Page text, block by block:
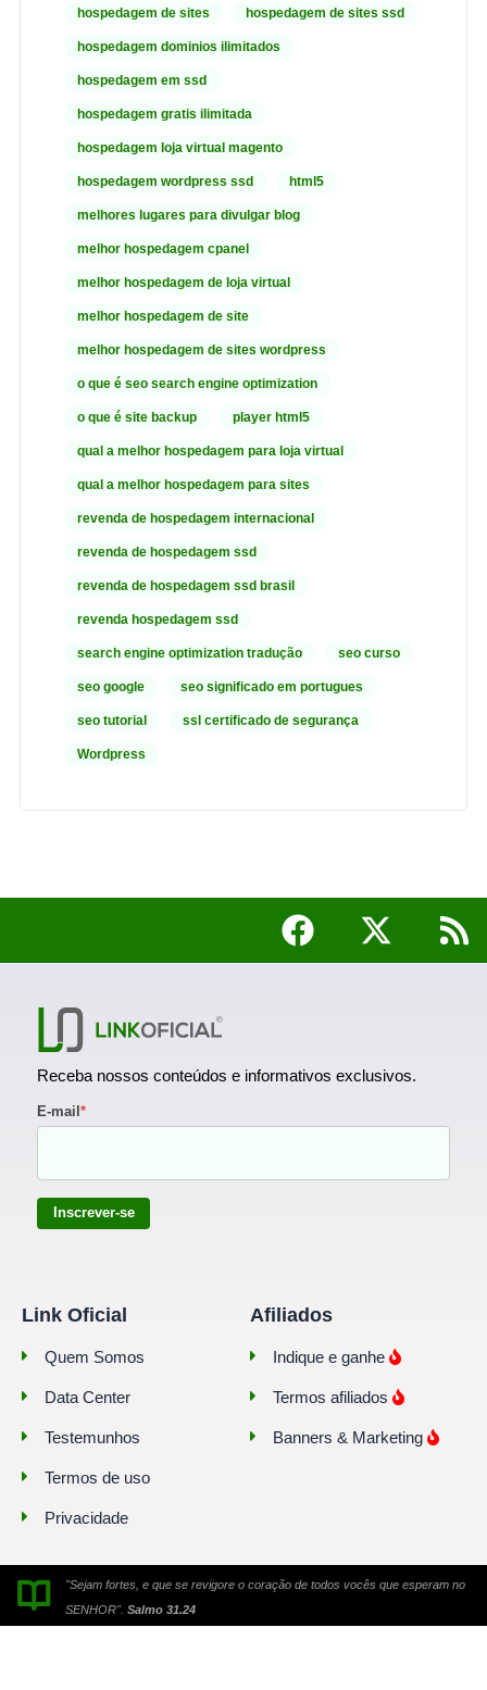
hospedagem de sites hospedagem de sites ssd
hospedagem dominios ilimitados
hospedagem em ssd
hospedagem gratis ilimitada
hospedagem loja virtual magento
hospedagem wordpress ssd html5
melhores lugares para divulgar blog
melhor hospedagem cpanel
melhor hospedagem de loja virtual
melhor hospedagem de site
melhor hospedagem de sites wordpress
o que é seo search engine optimization
o que é site backup player html5
qual a melhor hospedagem para loja virtual
qual a melhor hospedagem para sites
revenda de hospedagem internacional
revenda de hospedagem ssd
revenda de hospedagem ssd brasil
revenda hospedagem ssd
search engine optimization tradução seo curso
seo google seo significado em portugues
seo tutorial ssl certificado de segurança
Wordpress
Receba nossos conteúdos e informativos exclusivos.
E-mail*
Inscrever-se
Link Oficial
Quem Somos
Data Center
Testemunhos
Termos de uso
Privacidade
Afiliados
Indique e ganhe
Termos afiliados
Banners & Marketing
"Sejam fortes, e que se revigore o coração de todos vocês que esperam no
SENHOR". Salmo 31.24